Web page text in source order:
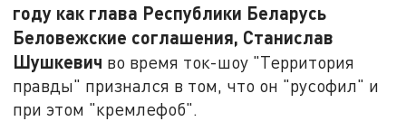
году как глава Республики Беларусь
Беловежские соглашения, Станислав
Шушкевич во время ток-шоу "Территория
правды" признался в том, что он "русофил" и
при этом "кремлефоб".